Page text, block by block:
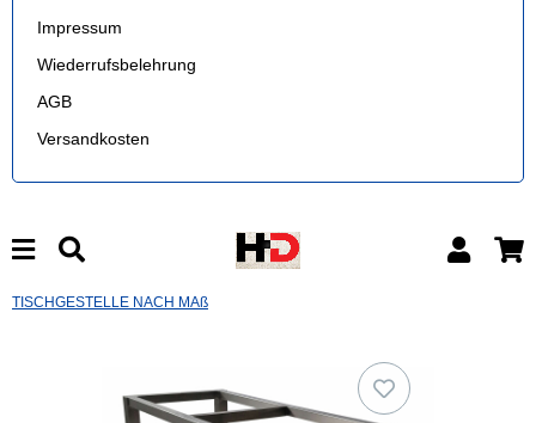
Impressum
Wiederrufsbelehrung
AGB
Versandkosten
TISCHGESTELLE NACH MAß